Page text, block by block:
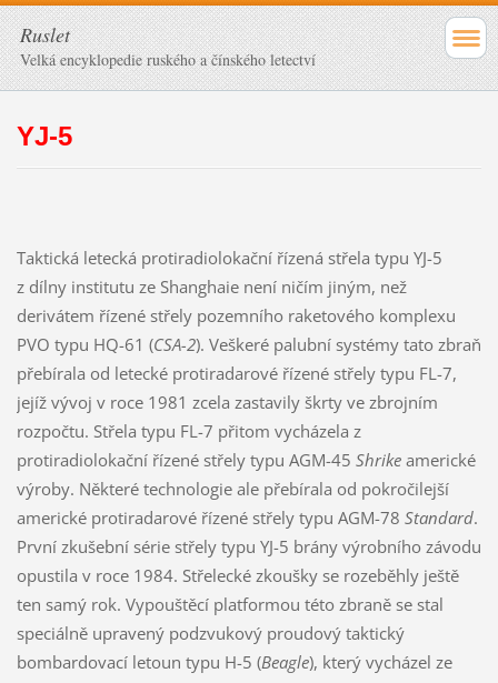
Ruslet
Velká encyklopedie ruského a čínského letectví
YJ-5
Taktická letecká protiradiolokační řízená střela typu YJ-5
z dílny institutu ze Shanghaie není ničím jiným, než
derivátem řízené střely pozemního raketového komplexu
PVO typu HQ-61 (CSA-2). Veškeré palubní systémy tato zbraň
přebírala od letecké protiradarové řízené střely typu FL-7,
jejíž vývoj v roce 1981 zcela zastavily škrty ve zbrojním
rozpočtu. Střela typu FL-7 přitom vycházela z
protiradiolokační řízené střely typu AGM-45 Shrikeamerické
výroby. Některé technologie ale přebírala od pokročilejší
americké protiradarové řízené střely typu AGM-78 Standard.
První zkušební série střely typu YJ-5 brány výrobního závodu
opustila v roce 1984. Střelecké zkoušky se rozeběhly ještě
ten samý rok. Vypouštěcí platformou této zbraně se stal
speciálně upravený podzvukový proudový taktický
bombardovací letoun typu H-5 (Beagle), který vycházel ze